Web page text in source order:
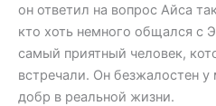
он ответил на вопрос Айса
кто хоть немного общался с
самый приятный человек,
встречали. Он безжалостен
добр в реальной жизни.